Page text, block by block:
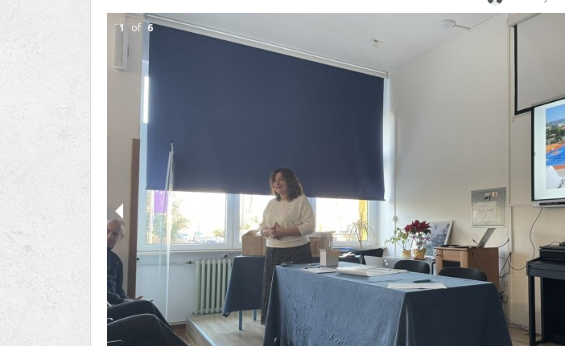
Club finder
Podaci o LEO D-126 i kontakt
1 of 6